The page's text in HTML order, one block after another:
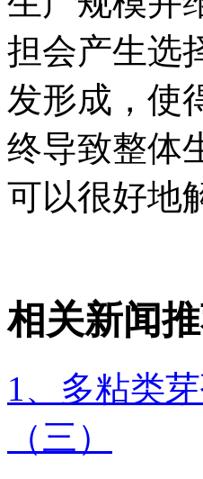
担会产生选
发形成，使
终导致整体
可以很好地
相关新闻
1、多粘类
（三）